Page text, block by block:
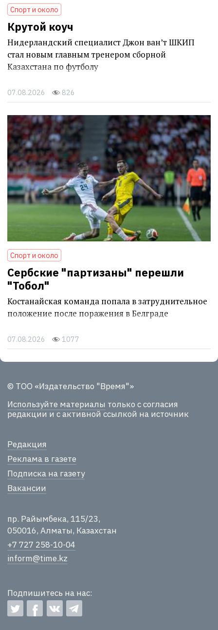
Спорт и около
Крутой коуч
Нидерландский специалист Джон ван’т ШКИП
стал новым главным тренером сборной
Казахстана по футболу
07.08.2026 826
Спорт и около
Сербские "партизаны" перешли
"Тобол"
Костанайская команда попала в затруднительное
положение после поражения в Белграде
07.08.2026 1077
© ТОО «Издательство "Время"»
Используйте материалы только с согласия
редакции и с активной ссылкой на источник
Редакция
Реклама в газете
Подписка на газету
Вакансии
пр. Райымбека, 115/23,
050016, Алматы, Казахстан
+7 727 258-10-04
inform@time.kz
Подпишитесь на нас: